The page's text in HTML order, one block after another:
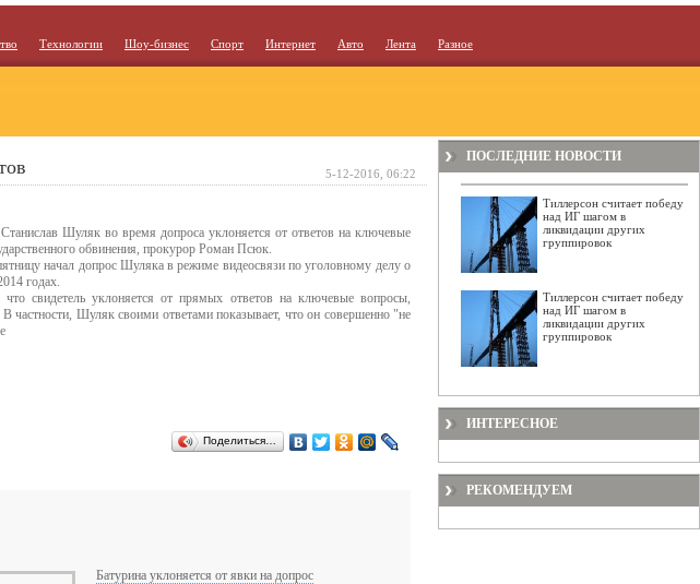
Технологии Шоу-бизнес Спорт Интернет Авто Лента Разное
Шуляк во время допроса уклоняется от ответов на ключевые
обвинения, прокурор Роман Псюк.
начал допрос Шуляка в режиме видеосвязи по уголовному делу о
годах.
свидетель уклоняется от прямых ответов на ключевые вопросы,
частности, Шуляк своими ответами показывает, что он совершенно "не
Поделиться…
Батурина уклоняется от явки на допрос
5-12-2016, 06:22
ПОСЛЕДНИЕ НОВОСТИ
Тиллерсон считает победу
над ИГ шагом в
ликвидации других
группировок
Тиллерсон считает победу
над ИГ шагом в
ликвидации других
группировок
ИНТЕРЕСНОЕ
РЕКОМЕНДУЕМ